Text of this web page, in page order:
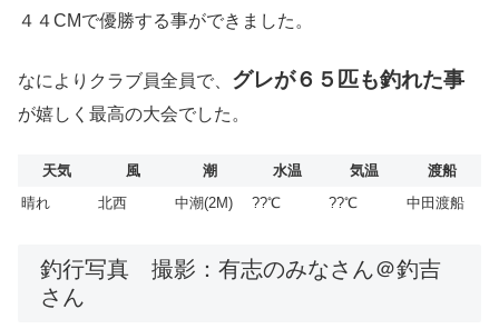
４４CMで優勝する事ができました。
なによりクラブ員全員で、 グレが６５匹も釣れた事
が嬉しく最高の大会でした。
天気 風 潮 水温 気温
渡船
晴れ
北西 中潮(2M) ??℃ ??℃ 中田渡船
釣行写真 撮影：有志のみなさん＠釣吉
さん